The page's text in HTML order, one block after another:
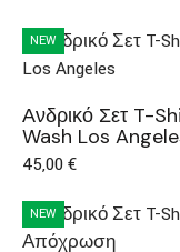
NEW
Ανδρικό Σετ T-
Wash Los
45,00€
NEW